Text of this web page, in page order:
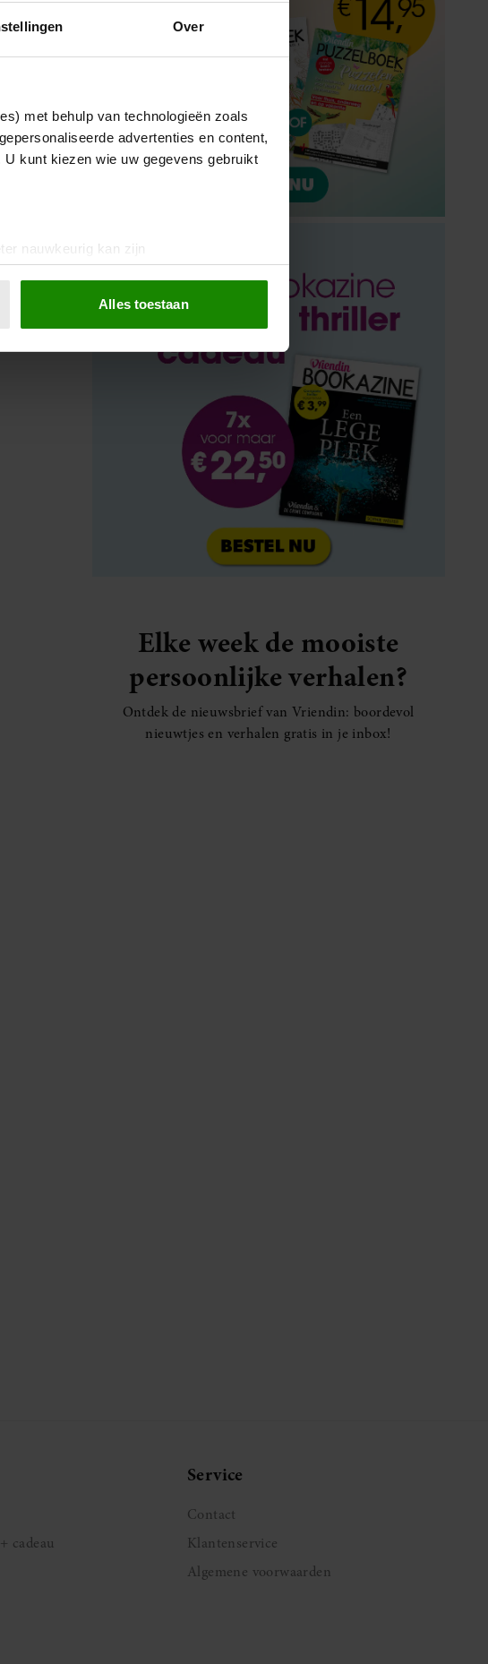
Over
met behulp van technologieën zoals
advertenties en content,
kunt kiezen wie uw gegevens gebruikt
nauwkeurig kan zijn
(fingerprinting)
voor social media te bieden en om ons
met andere informatie die u aan ze heeft
U gaat akkoord met onze cookies als u
Alles toestaan
Elke week de mooiste
persoonlijke verhalen?
Ontdek de nieuwsbrief van Vriendin: boordevol
nieuwtjes en verhalen gratis in je inbox!
cadeau
Service
Contact
Klantenservice
Algemene voorwaarden